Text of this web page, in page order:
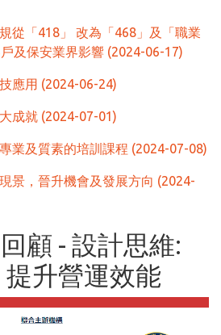
從「418」 改為「468」及「職業
及保安業界影響 (2024-06-17)
應用 (2024-06-24)
成就 (2024-07-01)
業及質素的培訓課程 (2024-07-08)
景，晉升機會及發展方向 (2024-
顧 - 設計思維:
升營運效能